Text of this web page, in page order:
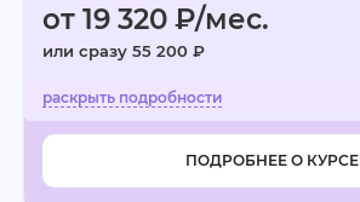
от 19 320 ₽/мес.
или сразу 55 200 ₽
ПОДРОБНЕЕ О КУРСЕ